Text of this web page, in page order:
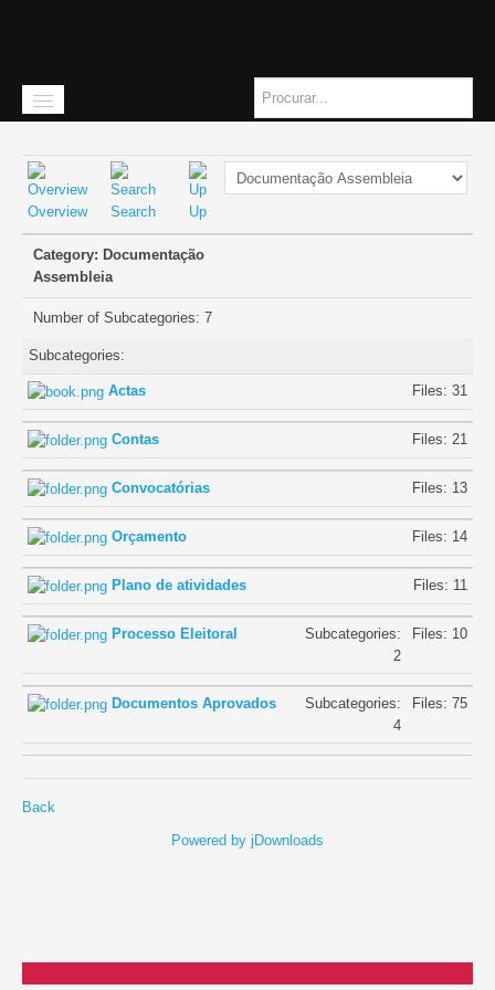
Início
A instituição
Missão
História
Quem somos
Orgãos Sociais
Como chegar
Gestão Documental
Organograma
Respostas Sociais
Terceira idade
Lar de idosos
Infância
Unidade de Fisioterapia e Reabilitação
Overview Search Up
Category: Documentação
Assembleia
Number of Subcategories: 7
Subcategories:
Actas Files: 31
Contas Files: 21
Convocatórias Files: 13
Orçamento Files: 14
Plano de atividades Files: 11
Processo Eleitoral
Subcategories:
2
Files: 10
Documentos Aprovados
Subcategories:
4
Files: 75
Back
Powered by jDownloads